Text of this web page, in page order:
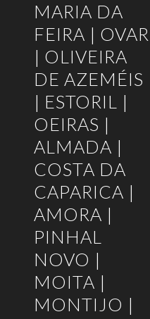
MARIA DA
FEIRA | OVAR
| OLIVEIRA
DE AZEMÉIS
| ESTORIL |
OEIRAS |
ALMADA |
COSTA DA
CAPARICA |
AMORA |
PINHAL
NOVO |
MOITA |
MONTIJO |